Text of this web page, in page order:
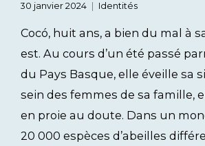
30 janvier 2024 Identités
Cocó, huit ans, a bien du mal à
est. Au cours d’un été passé
du Pays Basque, elle éveille sa
sein des femmes de sa famille,
en proie au doute. Dans un
20 000 espèces d’abeilles